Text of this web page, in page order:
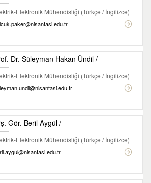
Elektronik Mühendisliği (Türkçe / İngilizce)
Dr. Süleyman Hakan Ündil / -
Elektronik Mühendisliği (Türkçe / İngilizce)
Gör. Beril Aygül / -
Elektronik Mühendisliği (Türkçe / İngilizce)